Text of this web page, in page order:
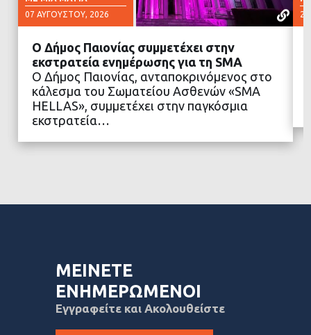
07 ΑΥΓΟΎΣΤΟΥ, 2026
ΔΙΑΒΑΣΤΕ ΠΕΡΙΣΣΟΤΕΡΑ
Ο Δήμος Παιονίας συμμετέχει στην
εκστρατεία ενημέρωσης για τη SMA
Ο Δήμος Παιονίας, ανταποκρινόμενος στο
κάλεσμα του Σωματείου Ασθενών «SMA
HELLAS», συμμετέχει στην παγκόσμια
εκστρατεία…
ΜΕΙΝΕΤΕ
ΕΝΗΜΕΡΩΜΕΝΟΙ
Εγγραφείτε και Ακολουθείστε